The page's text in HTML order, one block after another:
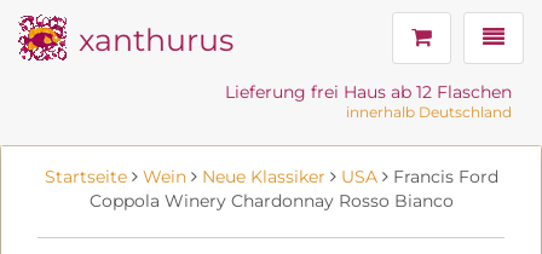
xanthurus
Lieferung frei Haus ab 12 Flaschen
innerhalb Deutschland
Startseite Wein Neue Klassiker USA Francis Ford
Coppola Winery Chardonnay Rosso Bianco